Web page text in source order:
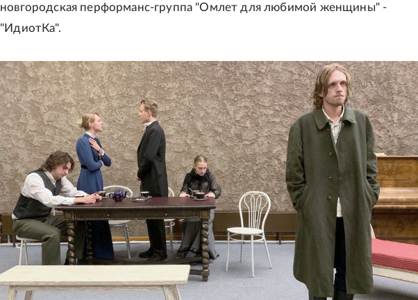
новгородская перформанс-группа "Омлет для любимой женщины" -
"ИдиотКа".